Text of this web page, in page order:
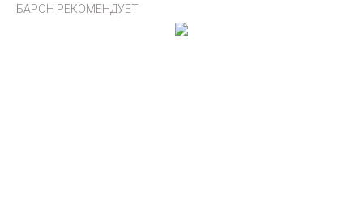
БАРОН РЕКОМЕНДУЕТ